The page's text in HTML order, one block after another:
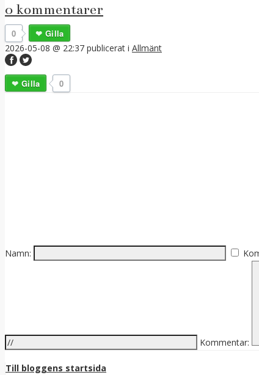
0 kommentarer
0
Gilla
2026-05-08 @ 22:37 publicerat i Allmänt
0
Gilla
Namn:
Kommentar:
Till bloggens startsida